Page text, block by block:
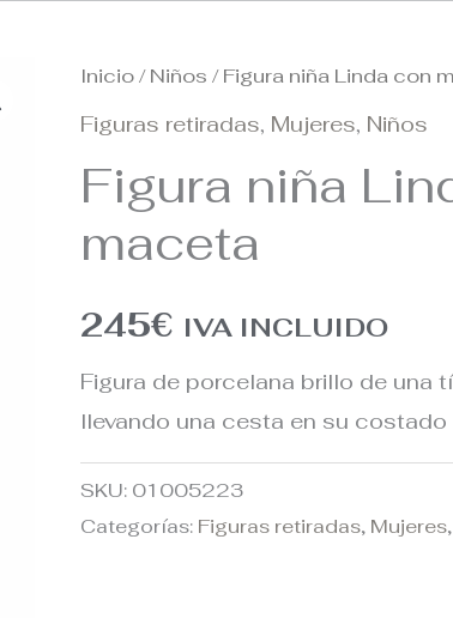
Inicio/Niños / Figura niña Linda con
Figuras retiradas, Mujeres, Niños
Figura niña
maceta
245€ IVA INCLUIDO
Figura de porcelana brillo de una
llevando una cesta en su
SKU: 01005223
Categorías: Figuras retiradas, Mujeres,